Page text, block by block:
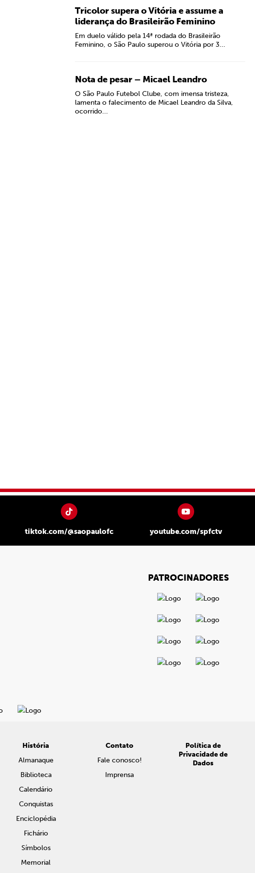
Tricolor supera o Vitória e assume a
liderança do Brasileirão Feminino
Em duelo válido pela 14ª rodada do Brasileirão
Feminino, o São Paulo superou o Vitória por 3...
Nota de pesar – Micael Leandro
O São Paulo Futebol Clube, com imensa tristeza,
lamenta o falecimento de Micael Leandro da Silva,
ocorrido...
tiktok.com/@saopaulofc youtube.com/spfctv
PATROCINADORES
História
Almanaque
Biblioteca
Calendário
Conquistas
Enciclopédia
Fichário
Símbolos
Memorial
Contato
Fale conosco!
Imprensa
Política de
Privacidade de
Dados